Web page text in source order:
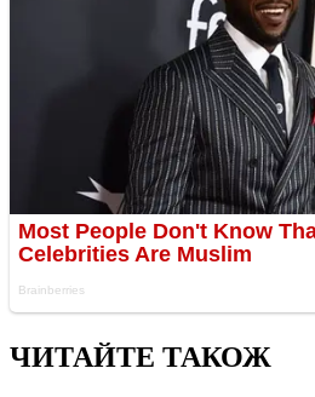
ЧИТАЙТЕ ТАКОЖ